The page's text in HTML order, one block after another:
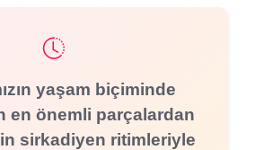
yaşam biçiminde
en önemli parçalardan
sirkadiyen ritimleriyle